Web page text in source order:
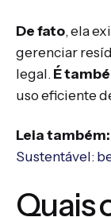
De fato, ela
gerenciar
legal. É
uso eficiente
Leia também:
Sustentável:
Quais